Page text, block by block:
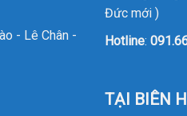
- Lê Chân -
Đức mới )
Hotline:
TẠI BIÊN